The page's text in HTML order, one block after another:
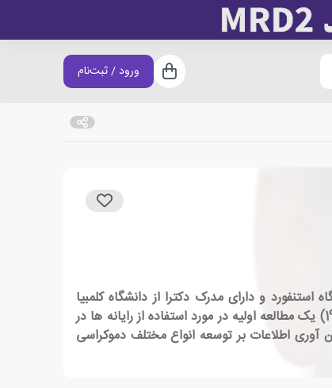
سبد خرید
ورود / ثبت‌نام
و دارای مدرک دکترا از دانشگاه کلمبیا
است. کتاب اول لادون، رایانه ها و اصلاحات بوروکراتیک: عملکردهای سیاسی سیستمهای اطلاعات شهری (جان ویلی و پسران ، 1974) یک مطالعه اولیه در مورد استفاده از رایانه ها در
، 1978) به عنوان "کار پیشگام" در مورد تأثیر فن آوری اطلاعات بر توسعه انواع مختلف دموکراسی